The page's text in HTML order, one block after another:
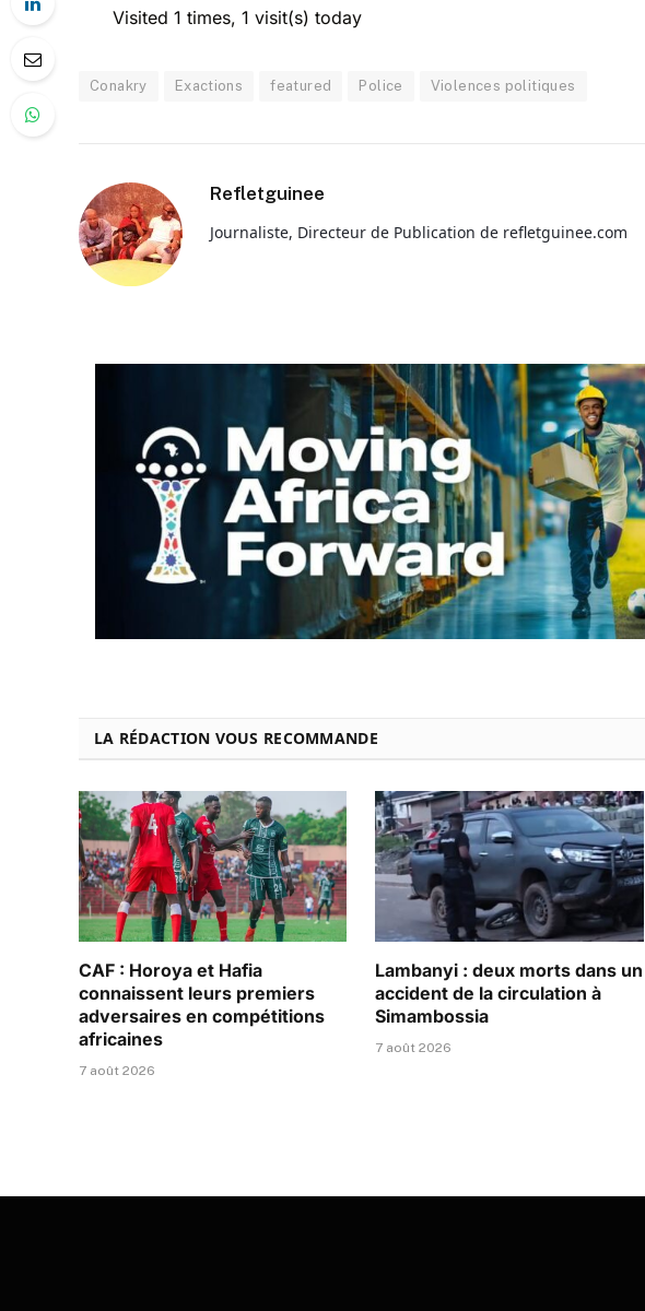
Visited 1 times, 1 visit(s) today
Conakry Exactions featured Police Violences politiques
Refletguinee
Journaliste, Directeur de Publication de refletguinee.com
LA RÉDACTION VOUS RECOMMANDE
CAF : Horoya et Hafia
connaissent leurs premiers
adversaires en compétitions
africaines
7 août 2026
Lambanyi : deux morts dans un
accident de la circulation à
Simambossia
7 août 2026